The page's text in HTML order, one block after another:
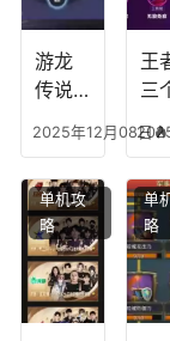
游龙
传说
能，
游龙
传说
多少
级能
挖矿
2025年12月08日
王
三
加
点
王
技
可
放
个
单机攻
略
单
略